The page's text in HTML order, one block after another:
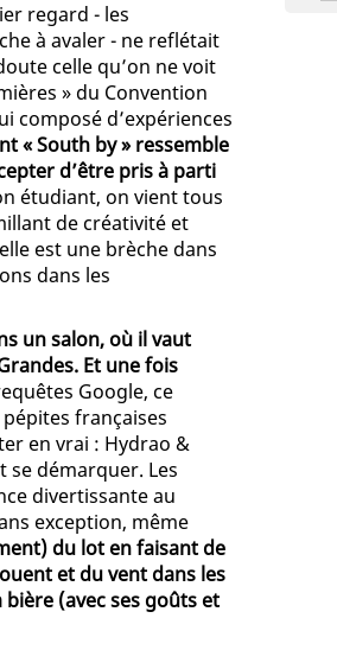
regard - les
à avaler - ne reflétait
celle qu’on ne voit
» du Convention
composé d’expériences
« South by » ressemble
d’être pris à parti
étudiant, on vient tous
de créativité et
est une brèche dans
dans les
un salon, où il vaut
Et une fois
Google, ce
françaises
en vrai : Hydrao &
se démarquer. Les
divertissante au
exception, même
du lot en faisant de
et du vent dans les
(avec ses goûts et